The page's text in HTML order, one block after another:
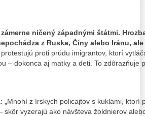
ničený západnými štátmi.
z Ruska, Číny alebo Iránu,
proti prúdu imigrantov, ktorí
– dokonca aj matky a deti. To zdôrazňuje
„Mnohí z írskych policajtov s kuklami, ktorí
skôr vyzerajú ako návšteva žoldnierov